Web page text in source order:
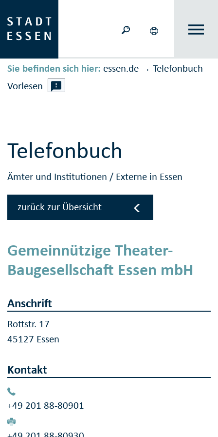
Sie befinden sich hier: essen.de → Telefonbuch
Vorlesen
Telefonbuch
Ämter und Institutionen / Externe in Essen
zurück zur Übersicht
Gemeinnützige Theater-
Baugesellschaft Essen mbH
Anschrift
Rottstr. 17
45127 Essen
Kontakt
+49 201 88-80901